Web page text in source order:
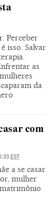
Perceber
isso. Salvar
as
da
com
EST
a se casar
mulher